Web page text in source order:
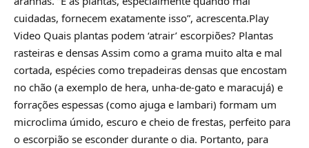
cuidadas, fornecem exatamente isso”, acrescenta.Play
Video Quais plantas podem ‘atrair’ escorpiões? Plantas
rasteiras e densas Assim como a grama muito alta e mal
cortada, espécies como trepadeiras densas que encostam
no chão (a exemplo de hera, unha-de-gato e maracujá) e
forrações espessas (como ajuga e lambari) formam um
microclima úmido, escuro e cheio de frestas, perfeito para
o escorpião se esconder durante o dia. Portanto, para